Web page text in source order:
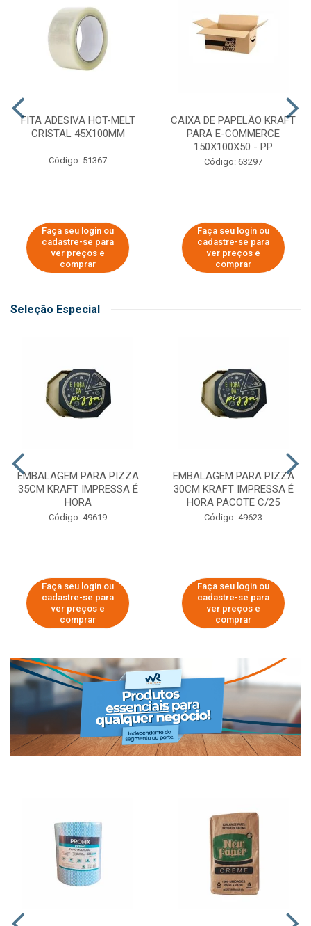
FITA ADESIVA HOT-MELT
CRISTAL 45X100MM
Código: 51367
Faça seu login ou
cadastre-se para
ver preços e
comprar
CAIXA DE PAPELÃO KRAFT
PARA E-COMMERCE
150X100X50 - PP
Código: 63297
Faça seu login ou
cadastre-se para
ver preços e
comprar
Seleção Especial
EMBALAGEM PARA PIZZA
35CM KRAFT IMPRESSA É
HORA
Código: 49619
Faça seu login ou
cadastre-se para
ver preços e
comprar
EMBALAGEM PARA PIZZA
30CM KRAFT IMPRESSA É
HORA PACOTE C/25
Código: 49623
Faça seu login ou
cadastre-se para
ver preços e
comprar